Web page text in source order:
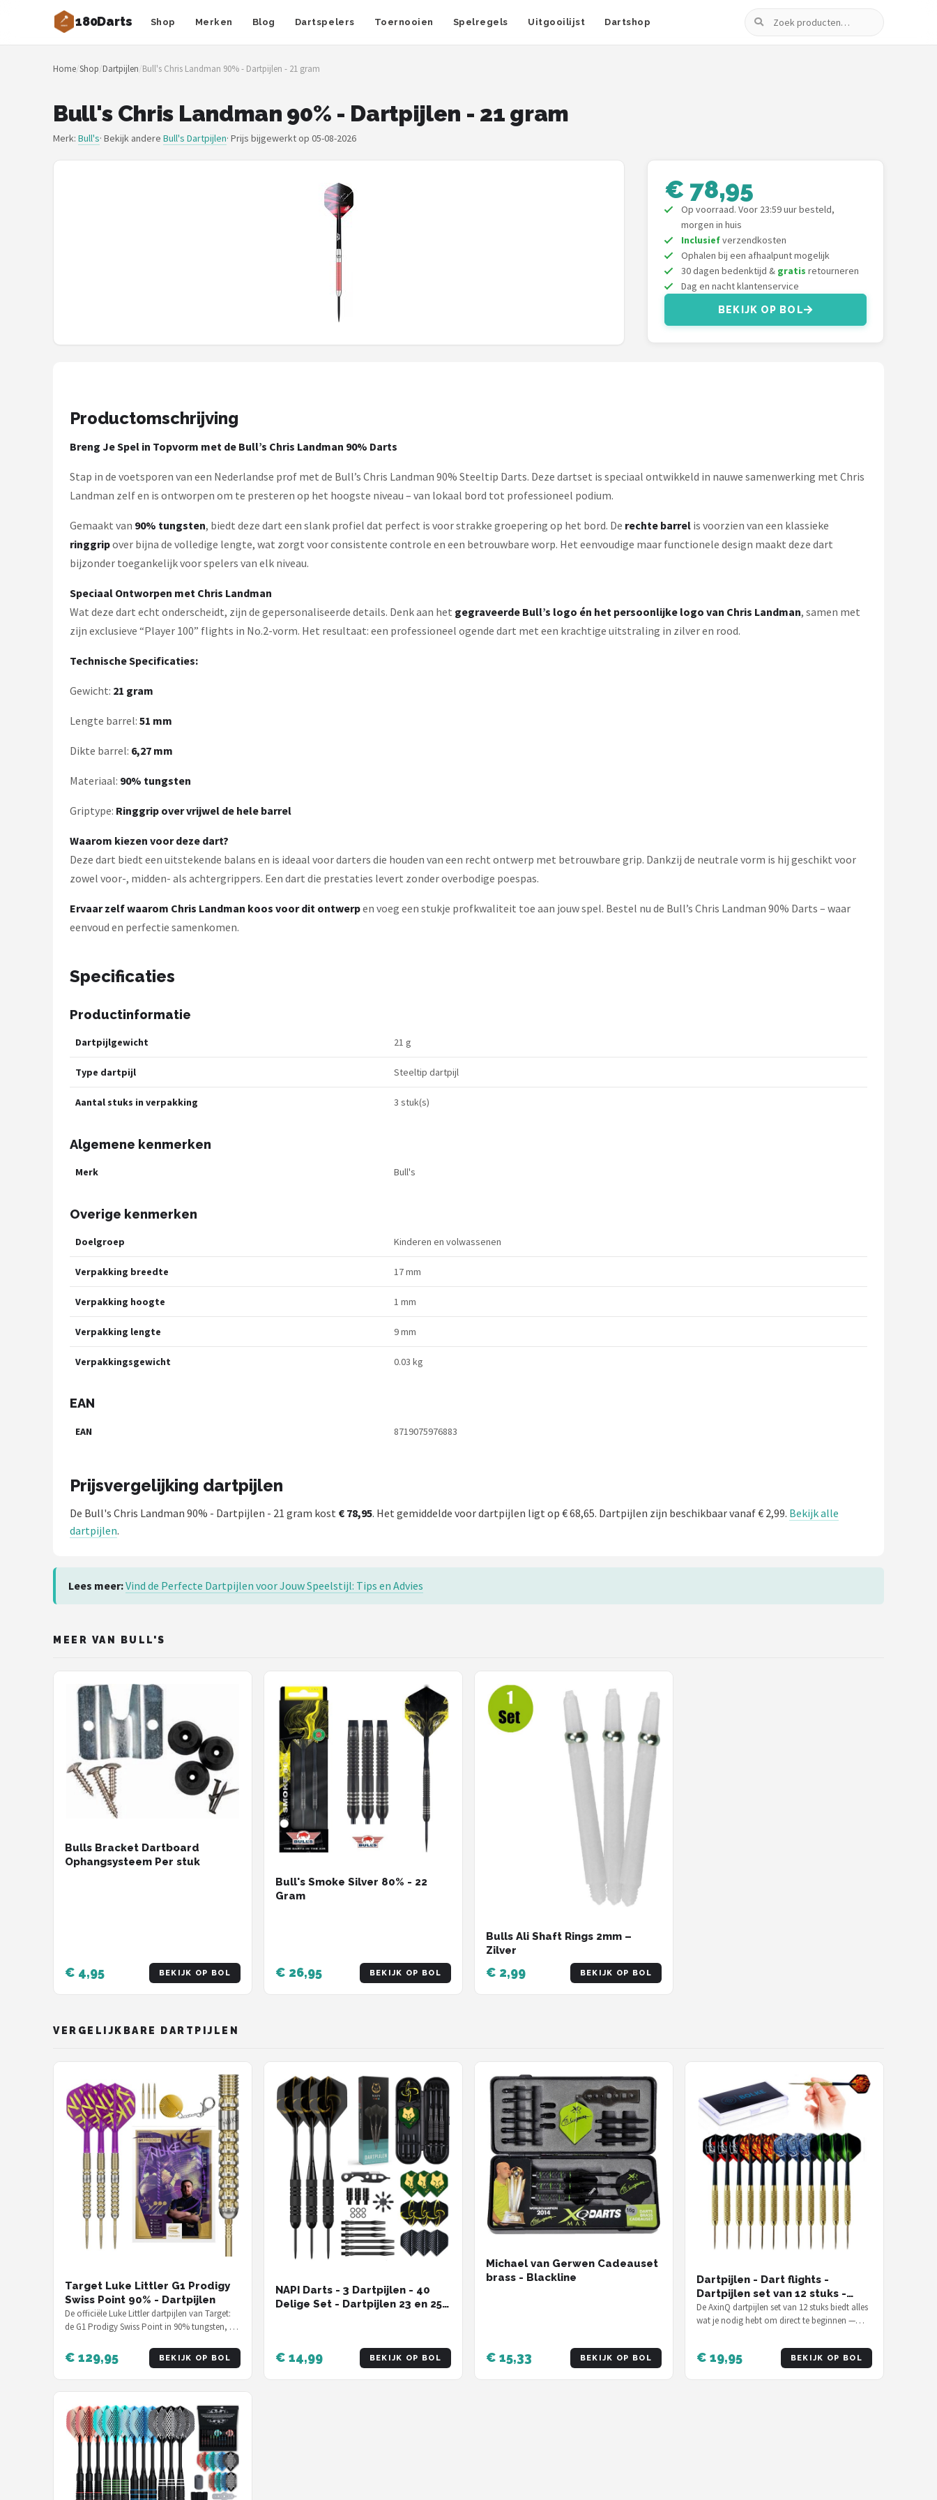
180Darts Shop Merken Blog Dartspelers Toernooien Spelregels Uitgooilijst Dartshop
Zoeken
Zoeken
NAVIGATIE
Merken
Dartshop
Winmau
ABC Darts
Harrows
Unicorn
Red Dragon
Home/Shop/Dartpijlen/Bull's Chris Landman 90% - Dartpijlen - 21 gram
Bull's Chris Landman 90% - Dartpijlen - 21 gram
Merk: Bull's· Bekijk andere Bull's Dartpijlen· Prijs bijgewerkt op 05-08-2026
€ 78,95
Op voorraad. Voor 23:59 uur besteld,
morgen in huis
Inclusiefverzendkosten
Ophalen bij een afhaalpunt mogelijk
30 dagen bedenktijd & gratis retourneren
Dag en nacht klantenservice
BEKIJK OP BOL
Productomschrijving
Breng Je Spel in Topvorm met de Bull’s Chris Landman 90% Darts
Stap in de voetsporen van een Nederlandse prof met de Bull’s Chris Landman 90% Steeltip Darts. Deze dartset is speciaal ontwikkeld in nauwe samenwerking met Chris
Landman zelf en is ontworpen om te presteren op het hoogste niveau – van lokaal bord tot professioneel podium.
Gemaakt van 90% tungsten, biedt deze dart een slank profiel dat perfect is voor strakke groepering op het bord. De rechte barrel is voorzien van een klassieke
ringgripover bijna de volledige lengte, wat zorgt voor consistente controle en een betrouwbare worp. Het eenvoudige maar functionele design maakt deze dart
bijzonder toegankelijk voor spelers van elk niveau.
Speciaal Ontworpen met Chris Landman
Wat deze dart echt onderscheidt, zijn de gepersonaliseerde details. Denk aan het gegraveerde Bull’s logo én het persoonlijke logo van Chris Landman, samen met
zijn exclusieve “Player 100” flights in No.2-vorm. Het resultaat: een professioneel ogende dart met een krachtige uitstraling in zilver en rood.
Technische Specificaties:
Gewicht: 21 gram
Lengte barrel: 51 mm
Dikte barrel: 6,27 mm
Materiaal: 90% tungsten
Griptype: Ringgrip over vrijwel de hele barrel
Waarom kiezen voor deze dart?
Deze dart biedt een uitstekende balans en is ideaal voor darters die houden van een recht ontwerp met betrouwbare grip. Dankzij de neutrale vorm is hij geschikt voor
zowel voor-, midden- als achtergrippers. Een dart die prestaties levert zonder overbodige poespas.
Ervaar zelf waarom Chris Landman koos voor dit ontwerpen voeg een stukje profkwaliteit toe aan jouw spel. Bestel nu de Bull’s Chris Landman 90% Darts – waar
eenvoud en perfectie samenkomen.
Specificaties
Productinformatie
Dartpijlgewicht 21 g
Type dartpijl Steeltip dartpijl
Aantal stuks in verpakking 3 stuk(s)
Algemene kenmerken
Merk Bull's
Overige kenmerken
Doelgroep Kinderen en volwassenen
Verpakking breedte 17 mm
Verpakking hoogte 1 mm
Verpakking lengte 9 mm
Verpakkingsgewicht 0.03 kg
EAN
EAN 8719075976883
Prijsvergelijking dartpijlen
De Bull's Chris Landman 90% - Dartpijlen - 21 gram kost € 78,95. Het gemiddelde voor dartpijlen ligt op € 68,65. Dartpijlen zijn beschikbaar vanaf € 2,99. Bekijk alle
dartpijlen.
Lees meer:Vind de Perfecte Dartpijlen voor Jouw Speelstijl: Tips en Advies
MEER VAN BULL'S
Bulls Bracket Dartboard
Ophangsysteem Per stuk
€ 4,95 BEKIJK OP BOL
Bull's Smoke Silver 80% - 22
Gram
€ 26,95 BEKIJK OP BOL
Bulls Ali Shaft Rings 2mm –
Zilver
€ 2,99 BEKIJK OP BOL
VERGELIJKBARE DARTPIJLEN
Target Luke Littler G1 Prodigy
Swiss Point 90% - Dartpijlen
De officiële Luke Littler dartpijlen van Target:
de G1 Prodigy Swiss Point in 90% tungsten, 23
€ 129,95 BEKIJK OP BOL
NAPI Darts - 3 Dartpijlen - 40
Delige Set - Dartpijlen 23 en 25
Inclusief Dart Flights - 2
Verschillende Lengtes -
€ 14,99 BEKIJK OP BOL
Michael van Gerwen Cadeauset
brass - Blackline
€ 15,33 BEKIJK OP BOL
Dartpijlen - Dart flights -
Dartpijlen set van 12 stuks -
Hoge kwaliteit - Basic. - 19
gram dartpijlen
De AxinQ dartpijlen set van 12 stuks biedt alles
wat je nodig hebt om direct te beginnen —
€ 19,95 BEKIJK OP BOL